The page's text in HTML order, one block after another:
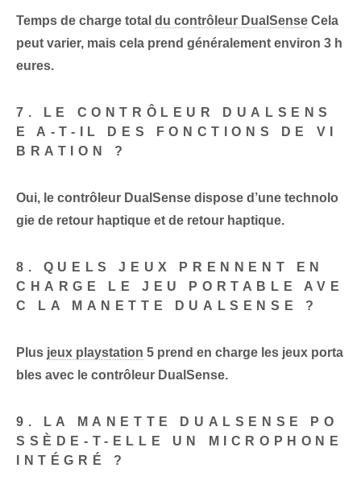
Temps de charge total du contrôleur DualSense Cela
peut varier, mais cela prend généralement environ 3 h
eures.
7. LE CONTRÔLEUR DUALSENS
E A-T-IL DES FONCTIONS DE VI
BRATION ?
Oui, le contrôleur DualSense dispose d’une technolo
gie de retour haptique et de retour haptique.
8. QUELS JEUX PRENNENT EN
CHARGE LE JEU PORTABLE AVE
C LA MANETTE DUALSENSE ?
Plus jeux playstation 5 prend en charge les jeux porta
bles avec le contrôleur DualSense.
9. LA MANETTE DUALSENSE PO
SSÈDE-T-ELLE UN MICROPHONE
INTÉGRÉ ?